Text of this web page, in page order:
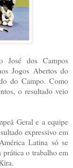
José dos Campos
Jogos Abertos do
do Campo. Como
o resultado veio
Geral e a equipe
expressivo em
Latina só se
prática o trabalho em